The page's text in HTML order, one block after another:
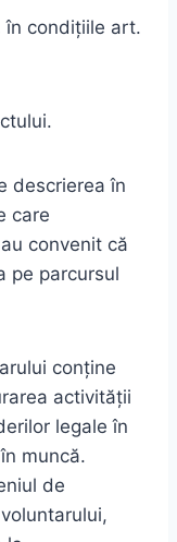
condiţiile art.
descrierea în
care
convenit că
pe parcursul
conţine
activităţii
legale în
muncă.
de